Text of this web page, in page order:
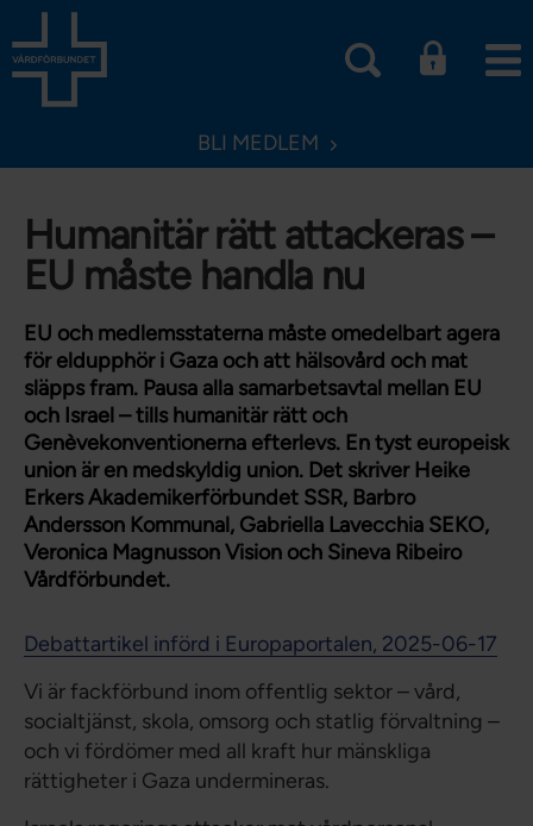
BLI MEDLEM
Humanitär rätt attackeras –
EU måste handla nu
EU och medlemsstaterna måste omedelbart agera
för eldupphör i Gaza och att hälsovård och mat
släpps fram. Pausa alla samarbetsavtal mellan EU
och Israel – tills humanitär rätt och
Genèvekonventionerna efterlevs. En tyst europeisk
union är en medskyldig union. Det skriver Heike
Erkers Akademikerförbundet SSR, Barbro
Andersson Kommunal, Gabriella Lavecchia SEKO,
Veronica Magnusson Vision och Sineva Ribeiro
Vårdförbundet.
Debattartikel införd i Europaportalen, 2025-06-17
Vi är fackförbund inom offentlig sektor – vård,
socialtjänst, skola, omsorg och statlig förvaltning –
och vi fördömer med all kraft hur mänskliga
rättigheter i Gaza undermineras.